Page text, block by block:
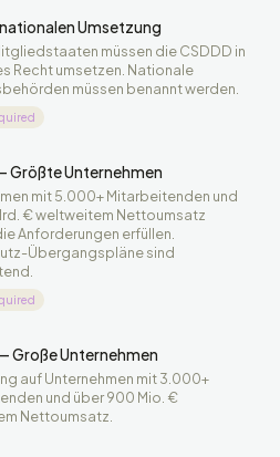
Umsetzung
müssen die CSDDD in
Recht umsetzen. Nationale
müssen benannt werden.
Größte Unternehmen
mit 5.000+ Mitarbeitenden und
€ weltweitem Nettoumsatz
Anforderungen erfüllen.
Übergangspläne sind
Große Unternehmen
auf Unternehmen mit 3.000+
und über 900 Mio. €
Nettoumsatz.